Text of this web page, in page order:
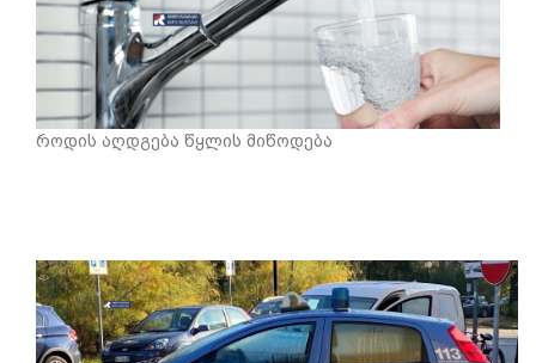
როდის აღდგება წყლის მიწოდება